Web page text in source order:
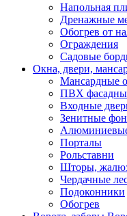
Напольная
Дренажные
Обогрев от
Ограждения
Садовые
Окна, двери,
Мансардные
ПВХ
Входные
Зенитные
Порталы
Рольставни
Шторы,
Чердачные
Подоконники
Обогрев